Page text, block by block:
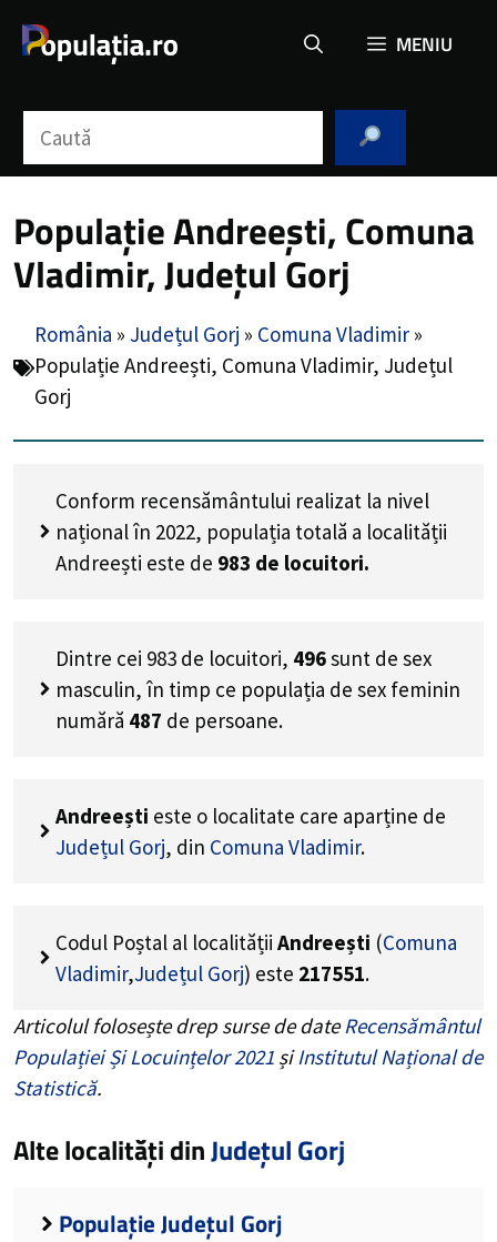
MENIU
Populație Andreești, Comuna
Vladimir, Județul Gorj
România » Județul Gorj » Comuna Vladimir »
Populație Andreești, Comuna Vladimir, Județul
Gorj
Conform recensământului realizat la nivel
național în 2022, populația totală a localității
Andreești este de 983 de locuitori.
Dintre cei 983 de locuitori, 496sunt de sex
masculin, în timp ce populația de sex feminin
numără 487 de persoane.
Andreești este o localitate care aparține de
Județul Gorj, din Comuna Vladimir.
Codul Poștal al localității Andreești (Comuna
Vladimir,Județul Gorj) este 217551.
Articolul folosește drep surse de dateRecensământul
Populației Și Locuințelor 2021 șiInstitutul Național de
Statistică.
Alte localități dinJudețul Gorj
Populație Județul Gorj